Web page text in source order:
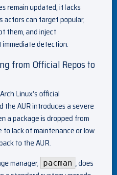
remain updated, it lacks
can target popular,
them, and inject
detection.
from Official Repos to
Linux’s official
the AUR introduces a severe
a package is dropped from
lack of maintenance or low
to the AUR.
manager, pacman , does